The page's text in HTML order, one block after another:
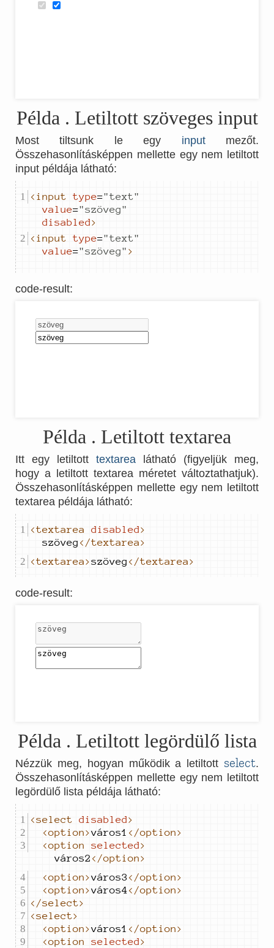
Példa . Letiltott szöveges input
Most tiltsunk le egy inputmezőt.
Összehasonlításképpen mellette egy nem letiltott
input példája látható:
<input type="text"
value="szöveg"
disabled>
<input type="text"
value="szöveg" >
code-result:
Példa . Letiltott textarea
Itt egy letiltott textarea látható (figyeljük meg,
hogy a letiltott textarea méretet változtathatjuk).
Összehasonlításképpen mellette egy nem letiltott
textarea példája látható:
<textarea disabled>
szöveg </textarea>
<textarea>szöveg </textarea>
code-result:
Példa . Letiltott legördülő lista
Nézzük meg, hogyan működik a letiltott select.
Összehasonlításképpen mellette egy nem letiltott
legördülő lista példája látható:
<select disabled>
<option>város1 </option>
<option
selected>
város2 </option>
<option>város3</option>
<option>város4</option>
</select>
<select>
<option>város1 </option>
<option
selected>